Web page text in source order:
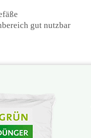
gut nutzbar